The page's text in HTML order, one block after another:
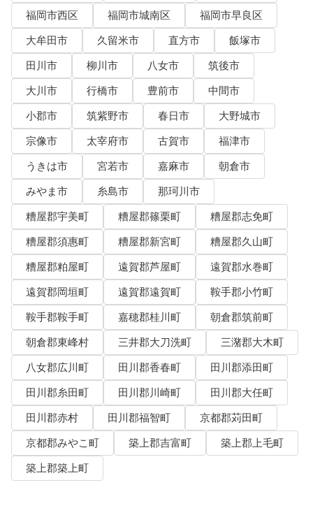
福岡市西区
福岡市城南区
福岡市早良区
大牟田市
久留米市 直方市
飯塚市
田川市
柳川市 八女市
筑後市
大川市
行橋市 豊前市
中間市
小郡市
筑紫野市 春日市
大野城市
宗像市
太宰府市 古賀市
福津市
うきは市
宮若市 嘉麻市
朝倉市
みやま市
糸島市
那珂川市
糟屋郡宇美町
糟屋郡篠栗町
糟屋郡志免町
糟屋郡須惠町
糟屋郡新宮町
糟屋郡久山町
糟屋郡粕屋町
遠賀郡芦屋町
遠賀郡水巻町
遠賀郡岡垣町
遠賀郡遠賀町
鞍手郡小竹町
鞍手郡鞍手町
嘉穂郡桂川町
朝倉郡筑前町
朝倉郡東峰村
三井郡大刀洗町
三潴郡大木町
八女郡広川町
田川郡香春町
田川郡添田町
田川郡糸田町
田川郡川崎町
田川郡大任町
田川郡赤村
田川郡福智町
京都郡苅田町
京都郡みやこ町
築上郡吉富町
築上郡上毛町
築上郡築上町